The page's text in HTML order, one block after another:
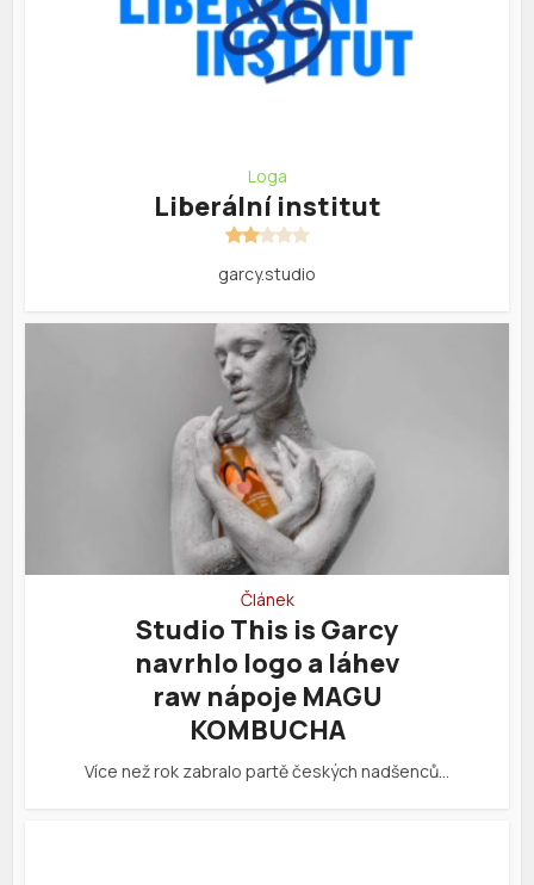
Loga
Liberální institut
garcy.studio
Článek
Studio This is Garcy
navrhlo logo a láhev
raw nápoje MAGU
KOMBUCHA
Více než rok zabralo partě českých nadšenců…